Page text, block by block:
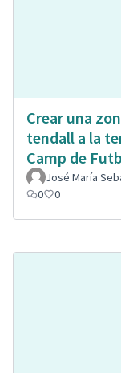
Crear una
tendall a la
Camp de
José María
0
0